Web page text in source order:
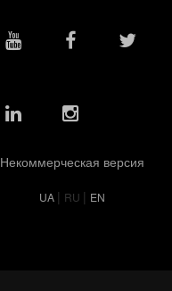
Некоммерческая версия
UA | RU | EN